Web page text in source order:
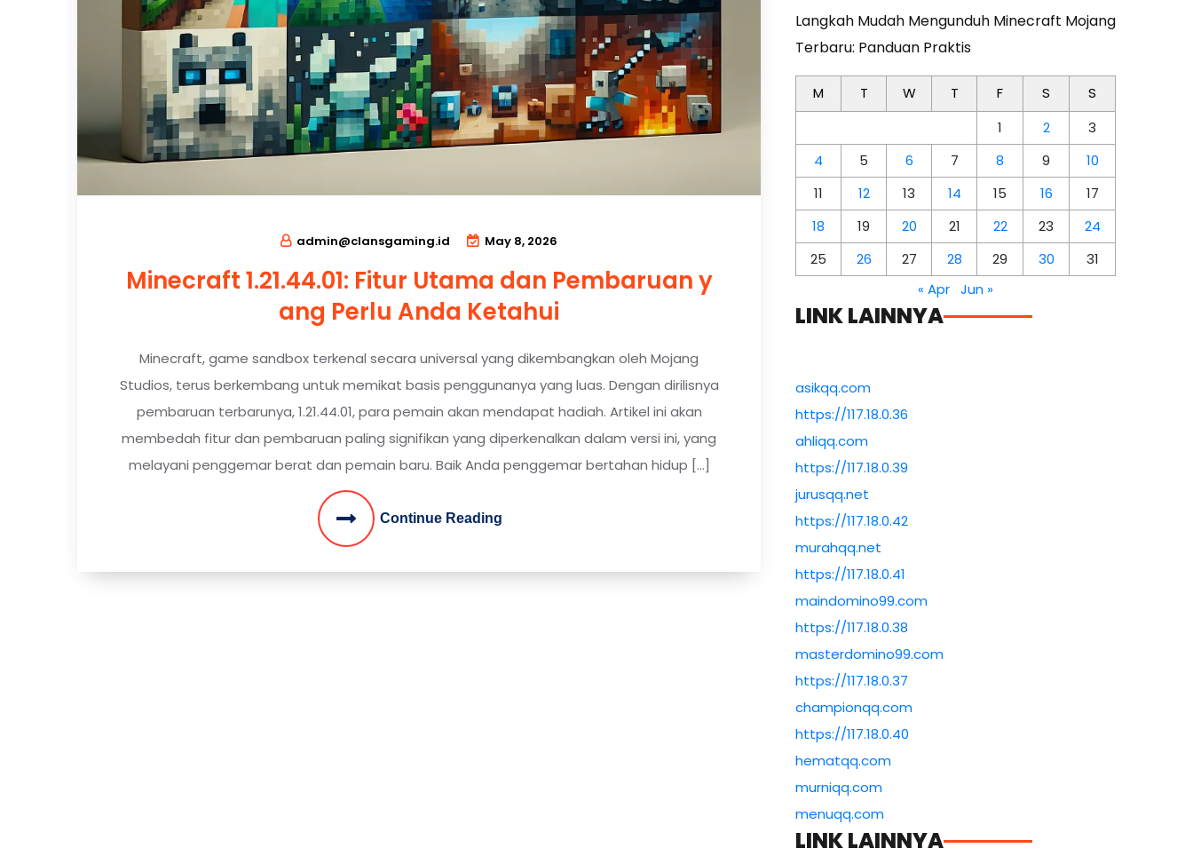
admin@clansgaming.id May 8, 2026
Minecraft 1.21.44.01: Fitur Utama dan Pembaruan y
ang Perlu Anda Ketahui
Minecraft, game sandbox terkenal secara universal yang dikembangkan oleh Mojang
Studios, terus berkembang untuk memikat basis penggunanya yang luas. Dengan dirilisnya
pembaruan terbarunya, 1.21.44.01, para pemain akan mendapat hadiah. Artikel ini akan
membedah fitur dan pembaruan paling signifikan yang diperkenalkan dalam versi ini, yang
melayani penggemar berat dan pemain baru. Baik Anda penggemar bertahan hidup […]
Continue Reading
Langkah Mudah Mengunduh Minecraft Mojang
Terbaru: Panduan Praktis
M T W T F S
S
1
2
3
4
5 6 7 8 9
10
11
12 13 14 15 16
17
18
19 20 21 22 23
24
25
26 27 28 29 30
31
« Apr Jun »
LINK LAINNYA
asikqq.com
https://117.18.0.36
ahliqq.com
https://117.18.0.39
jurusqq.net
https://117.18.0.42
murahqq.net
https://117.18.0.41
maindomino99.com
https://117.18.0.38
masterdomino99.com
https://117.18.0.37
championqq.com
https://117.18.0.40
hematqq.com
murniqq.com
menuqq.com
LINK LAINNYA